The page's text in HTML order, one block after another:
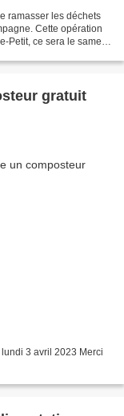
ramasser les déchets
Cette opération
Petit, ce sera le samedi
gratuit
3 avril 2023 Merci